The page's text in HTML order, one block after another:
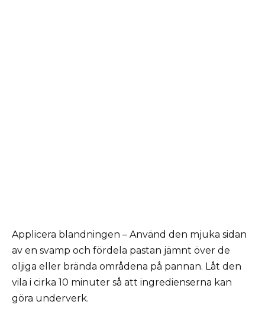
Applicera blandningen – Använd den mjuka sidan
av en svamp och fördela pastan jämnt över de
oljiga eller brända områdena på pannan. Låt den
vila i cirka 10 minuter så att ingredienserna kan
göra underverk.